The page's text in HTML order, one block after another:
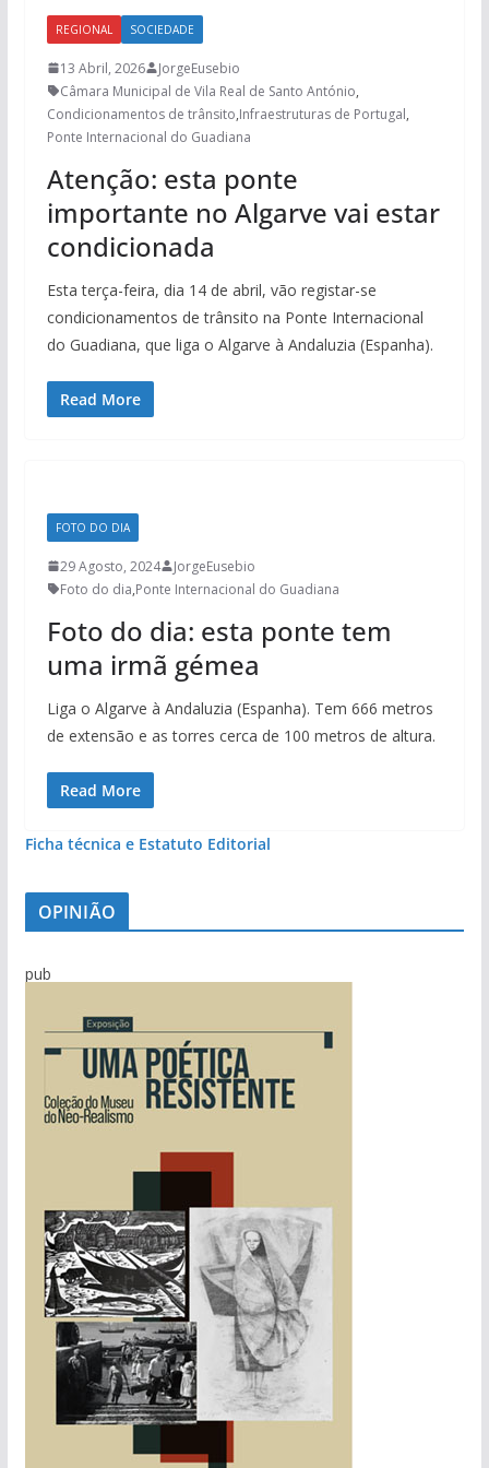
REGIONAL SOCIEDADE
13 Abril, 2026
JorgeEusebio
Câmara Municipal de Vila Real de Santo António,
Condicionamentos de trânsito,Infraestruturas de Portugal,
Ponte Internacional do Guadiana
Atenção: esta ponte
importante no Algarve vai estar
condicionada
Esta terça-feira, dia 14 de abril, vão registar-se
condicionamentos de trânsito na Ponte Internacional
do Guadiana, que liga o Algarve à Andaluzia (Espanha).
Read More
FOTO DO DIA
29 Agosto, 2024
JorgeEusebio
Foto do dia,Ponte Internacional do Guadiana
Foto do dia: esta ponte tem
uma irmã gémea
Liga o Algarve à Andaluzia (Espanha). Tem 666 metros
de extensão e as torres cerca de 100 metros de altura.
Read More
Ficha técnica e Estatuto Editorial
OPINIÃO
pub